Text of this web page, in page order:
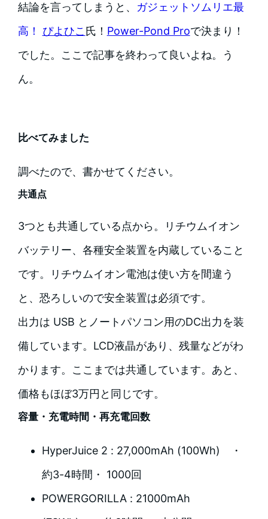
結論を言ってしまうと、
ガジェットソムリエ最
高！
ぴよひこ氏！ Power-Pond Proで決まり！
でした。ここで記事を終わって良いよね。う
ん。
比べてみました
調べたので、書かせてください。
共通点
3つとも共通している点から。リチウムイオン
バッテリー、各種安全装置を内蔵していること
です。リチウムイオン電池は使い方を間違う
と、恐ろしいので安全装置は必須です。
出力は USB とノートパソコン用のDC出力を装
備しています。LCD液晶があり、残量などがわ
かります。ここまでは共通しています。あと、
価格もほぼ3万円と同じです。
容量・充電時間・再充電回数
HyperJuice 2 : 27,000mAh (100Wh) ・
約3-4時間・ 1000回
POWERGORILLA : 21000mAh